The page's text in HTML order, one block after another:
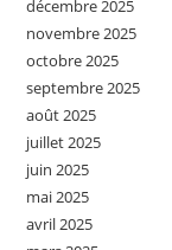
décembre 2025
novembre 2025
octobre 2025
septembre 2025
août 2025
juillet 2025
juin 2025
mai 2025
avril 2025